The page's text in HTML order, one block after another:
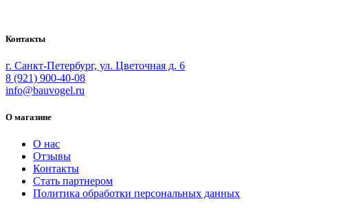
Контакты
г. Санкт-Петербург, ул. Цветочная д. 6
8 (921) 900-40-08
info@bauvogel.ru
О магазине
О нас
Отзывы
Контакты
Стать партнером
Политика обработки персональных данных